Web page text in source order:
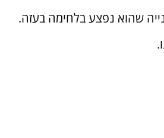
שהוא נפצע בלחימה בעזה.